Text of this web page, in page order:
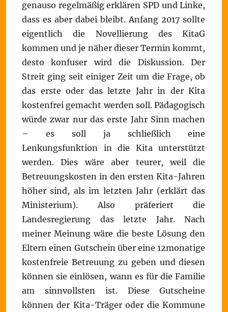
genauso regelmäßig erklären SPD und Linke,
dass es aber dabei bleibt. Anfang 2017 sollte
eigentlich die Novellierung des KitaG
kommen und je näher dieser Termin kommt,
desto konfuser wird die Diskussion. Der
Streit ging seit einiger Zeit um die Frage, ob
das erste oder das letzte Jahr in der Kita
kostenfrei gemacht werden soll. Pädagogisch
würde zwar nur das erste Jahr Sinn machen
– es soll ja schließlich eine
Lenkungsfunktion in die Kita unterstützt
werden. Dies wäre aber teurer, weil die
Betreuungskosten in den ersten Kita-Jahren
höher sind, als im letzten Jahr (erklärt das
Ministerium). Also präferiert die
Landesregierung das letzte Jahr. Nach
meiner Meinung wäre die beste Lösung den
Eltern einen Gutschein über eine 12monatige
kostenfreie Betreuung zu geben und diesen
können sie einlösen, wann es für die Familie
am sinnvollsten ist. Diese Gutscheine
können der Kita-Träger oder die Kommune